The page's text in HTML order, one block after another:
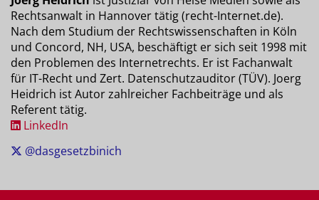
Rechtsanwalt in Hannover tätig (recht-Internet.de).
Nach dem Studium der Rechtswissenschaften in Köln
und Concord, NH, USA, beschäftigt er sich seit 1998 mit
den Problemen des Internetrechts. Er ist Fachanwalt
für IT-Recht und Zert. Datenschutzauditor (TÜV). Joerg
Heidrich ist Autor zahlreicher Fachbeiträge und als
Referent tätig.
LinkedIn
@dasgesetzbinich